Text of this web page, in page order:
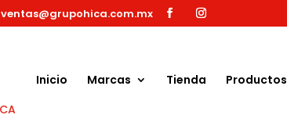
ventas@grupohica.com.mx
Inicio Marcas Tienda Productos
Búsqueda